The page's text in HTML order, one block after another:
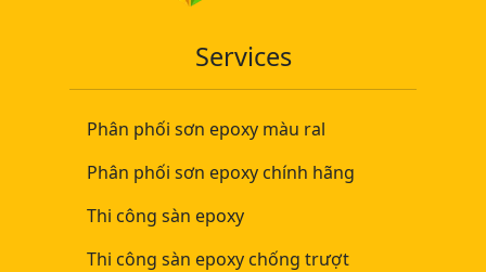
Services
Phân phối sơn epoxy màu ral
Phân phối sơn epoxy chính hãng
Thi công sàn epoxy
Thi công sàn epoxy chống trượt